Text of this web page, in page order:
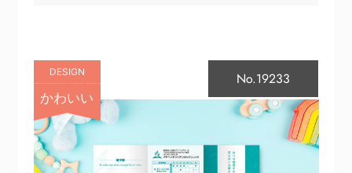
DESIGN
かわいい
No.19233